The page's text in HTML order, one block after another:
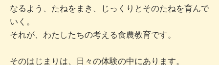
なるよう、たねをまき、じっくりとそのたねを育んで
いく。
それが、わたしたちの考える食農教育です。
そのはじまりは、日々の体験の中にあります。